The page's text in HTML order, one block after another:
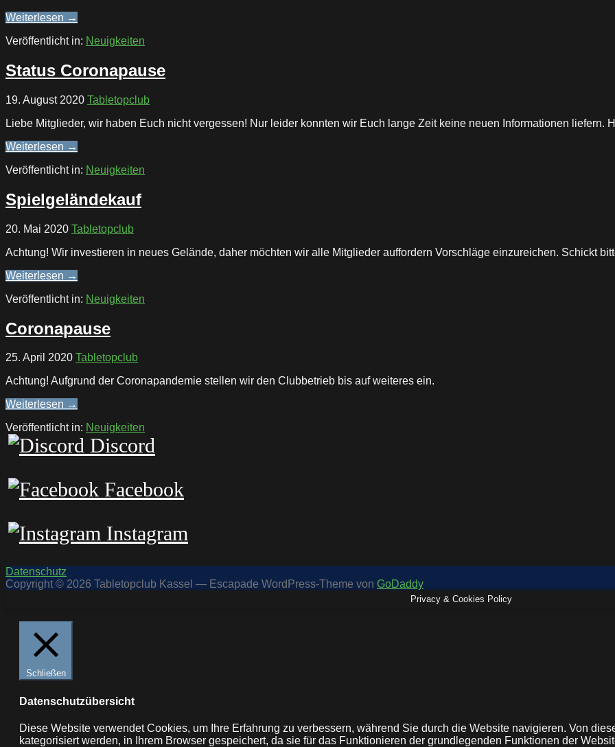
Weiterlesen →
Veröffentlicht in: Neuigkeiten
Status Coronapause
19. August 2020 Tabletopclub
Liebe Mitglieder, wir haben Euch nicht vergessen! Nur leider konnten wir Euch lange Zeit keine neuen Informationen liefern.
Weiterlesen →
Veröffentlicht in: Neuigkeiten
Spielgeländekauf
20. Mai 2020 Tabletopclub
Achtung! Wir investieren in neues Gelände, daher möchten wir alle Mitglieder auffordern Vorschläge einzureichen. Schickt
Weiterlesen →
Veröffentlicht in: Neuigkeiten
Coronapause
25. April 2020 Tabletopclub
Achtung! Aufgrund der Coronapandemie stellen wir den Clubbetrieb bis auf weiteres ein.
Weiterlesen →
Veröffentlicht in: Neuigkeiten
Discord
Facebook
Instagram
Datenschutz
Copyright © 2026 Tabletopclub Kassel — Escapade WordPress-Theme von GoDaddy
Privacy & Cookies Policy
Schließen
Datenschutzübersicht
Diese Website verwendet Cookies, um Ihre Erfahrung zu verbessern, während Sie durch die Website navigieren. Von
kategorisiert werden, in Ihrem Browser gespeichert, da sie für das Funktionieren der grundlegenden Funktionen der